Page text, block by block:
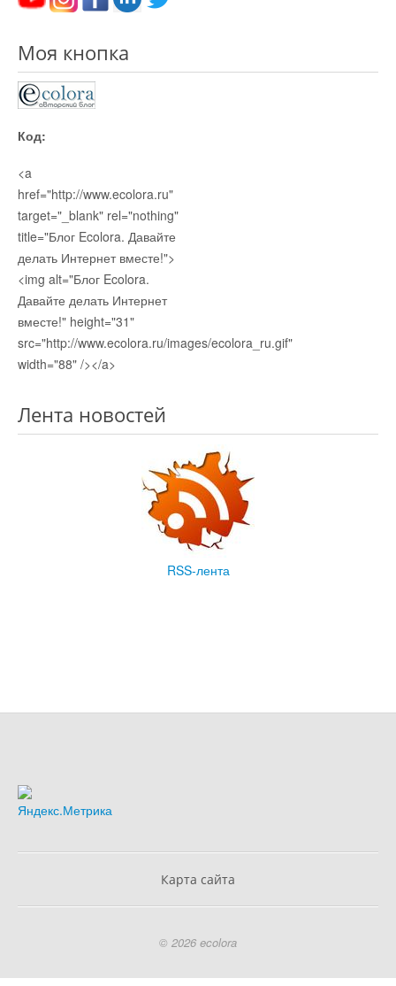
Моя кнопка
Код:
<a
href="http://www.ecolora.ru"
target="_blank" rel="nothing"
title="Блог Ecolora. Давайте
делать Интернет вместе!">
<img alt="Блог Ecolora.
Давайте делать Интернет
вместе!" height="31"
src="http://www.ecolora.ru/images/ecolora_ru.gif"
width="88" /></a>
Лента новостей
RSS-лента
Карта сайта
© 2026 ecolora